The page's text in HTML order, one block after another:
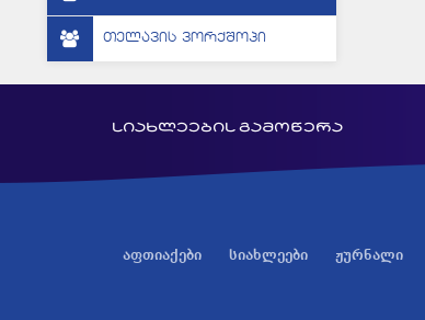
თელავის ვორქშოპი
სიახლეების გამოწერა
აფთიაქები სიახლეები ჟურნალი